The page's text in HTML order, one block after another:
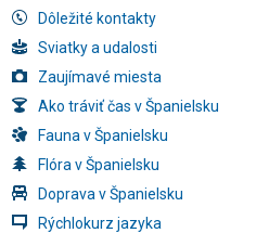
Dôležité kontakty
Sviatky a udalosti
Zaujímavé miesta
Ako tráviť čas v Španielsku
Fauna v Španielsku
Flóra v Španielsku
Doprava v Španielsku
Rýchlokurz jazyka